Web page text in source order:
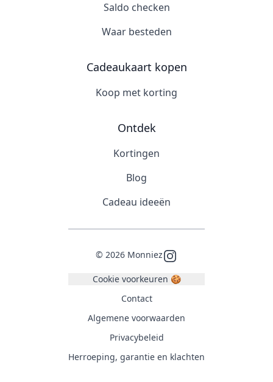
Saldo checken
Waar besteden
Cadeaukaart kopen
Koop met korting
Ontdek
Kortingen
Blog
Cadeau ideeën
© 2026 MonniezInstagram
Cookie voorkeuren 🍪
Contact
Algemene voorwaarden
Privacybeleid
Herroeping, garantie en klachten